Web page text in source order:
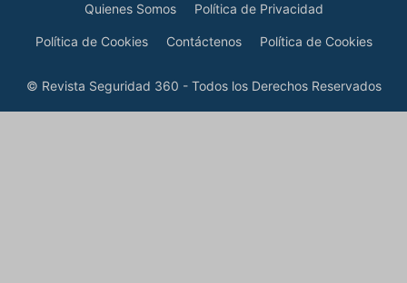
Quienes Somos Política de Privacidad
Política de Cookies Contáctenos Política de Cookies
© Revista Seguridad 360 - Todos los Derechos Reservados